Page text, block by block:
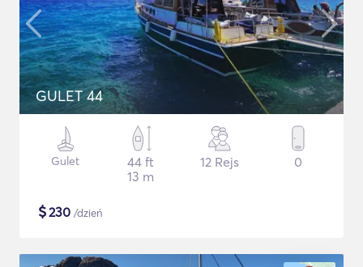
GULET 44
Gulet
44 ft
13 m
12 Rejs 0
$230 /dzień